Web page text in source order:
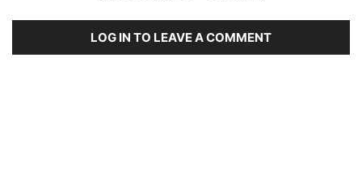
LOG IN TO LEAVE A COMMENT